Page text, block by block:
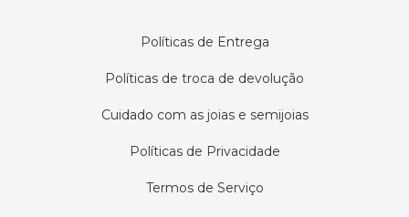
Políticas de Entrega
Políticas de troca de devolução
Cuidado com as joias e semijoias
Políticas de Privacidade
Termos de Serviço